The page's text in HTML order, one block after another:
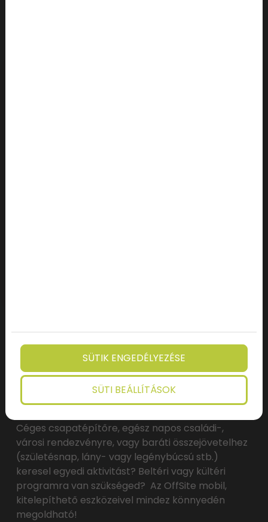
ParaPark OffSite
(Kitelepülés)
Céges csapatépítőre, egész napos családi-,
városi rendezvényre, vagy baráti összejövetelhez
(születésnap, lány- vagy legénybúcsú stb.)
keresel egyedi aktivitást? Beltéri vagy kültéri
programra van szükséged? Az OffSite mobil,
kitelepíthető eszközeivel mindez könnyedén
megoldható!
SÜTIK ENGEDÉLYEZÉSE
SÜTI BEÁLLÍTÁSOK